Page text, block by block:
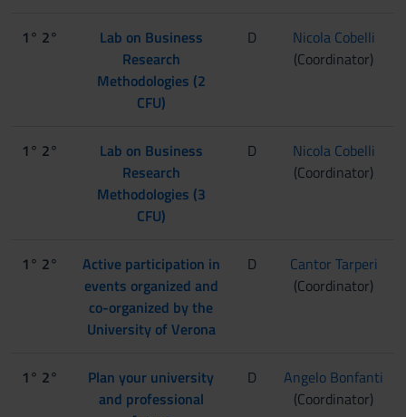
1° 2°
Lab on Business
Research
Methodologies (2
CFU)
D
Nicola Cobelli
(Coordinator)
1° 2°
Lab on Business
Research
Methodologies (3
CFU)
D
Nicola Cobelli
(Coordinator)
1° 2°
Active participation in
events organized and
co-organized by the
University of Verona
D
Cantor Tarperi
(Coordinator)
1° 2°
Plan your university
and professional
D
Angelo Bonfanti
(Coordinator)